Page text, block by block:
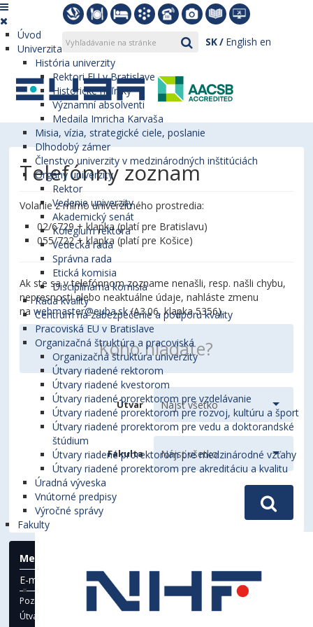
SK English en
Úvod
Univerzita
História univerzity
Rektori EU v Bratislave
Historické míľniky
Významní absolventi
Medaila Imricha Karvaša
Misia, vízia, strategické ciele, poslanie
Dlhodobý zámer
Členstvo univerzity v medzinárodných inštitúciách
Orgány univerzity
Rektor
Vedenie univerzity
Akademický senát
Kolégium rektora
Vedecká rada
Správna rada
Etická komisia
Disciplinárna komisia
Rada kvality
Centrum na zabezpečenie a podporu kvality
Pracoviská EU v Bratislave
Organizačná štruktúra a pracoviská
Organizačná štruktúra univerzity
Útvary riadené rektorom
Útvary riadené kvestorom
Útvary riadené prorektorom pre vzdelávanie
Útvary riadené prorektorom pre rozvoj, kultúru a šport
Útvary riadené prorektorom pre vedu a doktorandské
štúdium
Útvary riadené prorektorom pre medzinárodné vzťahy
Útvary riadené prorektorom pre akreditáciu a kvalitu
Úradná výveska
Vnútorné predpisy
Výročné správy
Fakulty
Telefónny zoznam
Volanie z mimo univerzitného prostredia:
02/6729 + klapka (platí pre Bratislavu)
055/722 + klapka (platí pre Košice)
Ak ste sa v telefónnom zozname nenašli, resp. našli chybu,
nepresnosti alebo neaktuálne údaje, nahláste zmenu
nawebmaster@euba.sk(A3.06, klapka 5356).
Útvar
Fakulta
Meno
E-mail
Miestnosť
Pozícia
Útvar -